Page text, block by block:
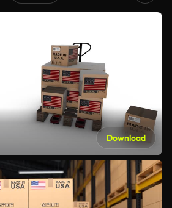
Download